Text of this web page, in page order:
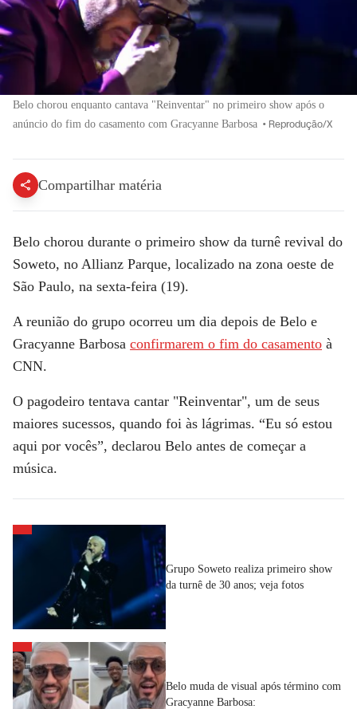
Belo chorou enquanto cantava "Reinventar" no primeiro show após o
anúncio do fim do casamento com Gracyanne Barbosa • Reprodução/X
Compartilhar matéria
Belo chorou durante o primeiro show da turnê revival do
Soweto, no Allianz Parque, localizado na zona oeste de
São Paulo, na sexta-feira (19).
A reunião do grupo ocorreu um dia depois de Belo e
Gracyanne Barbosa confirmarem o fim do casamento à
CNN.
O pagodeiro tentava cantar "Reinventar", um de seus
maiores sucessos, quando foi às lágrimas. “Eu só estou
aqui por vocês”, declarou Belo antes de começar a
música.
Grupo Soweto realiza primeiro show
da turnê de 30 anos; veja fotos
Belo muda de visual após término com
Gracyanne Barbosa: